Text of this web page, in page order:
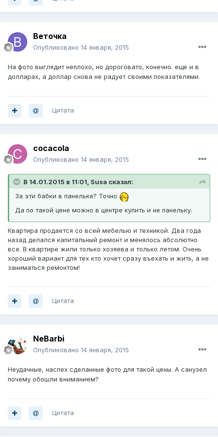
Веточка
Опубликовано 14 января, 2015
На фото выглядит неплохо, но дороговато, конечно. еще и в
долларах, а доллар снова не радует своими показателями.
Цитата
cocacola
Опубликовано 14 января, 2015
В 14.01.2015 в 11:01, Susa сказал:
За эти бабки в панельке? Точно
Да по такой цене можно в центре купить и не панельку.
Квартира продается со всей мебелью и техникой. Два года
назад делался капитальный ремонт и менялось абсолютно
все. В квартире жили только хозяева и только летом. Очень
хороший вариант для тех кто хочет сразу въехать и жить, а не
заниматься ремонтом!
Цитата
NeBarbi
Опубликовано 14 января, 2015
Неудачные, наспех сделанные фото для такой цены. А санузел
почему обошли вниманием?
Цитата